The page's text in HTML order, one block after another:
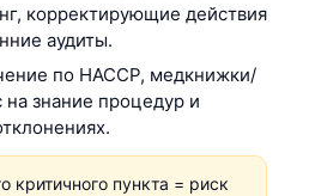
корректирующие действия
аудиты.
по HACCP, медкнижки/
на знание процедур и
критичного пункта = риск